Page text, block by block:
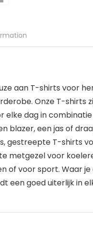
aan T-shirts voor
Onze T-shirts
elke dag in
blazer, een jas of
gestreepte T-shirts
metgezel voor
voor sport. Waar
een goed uiterlijk in